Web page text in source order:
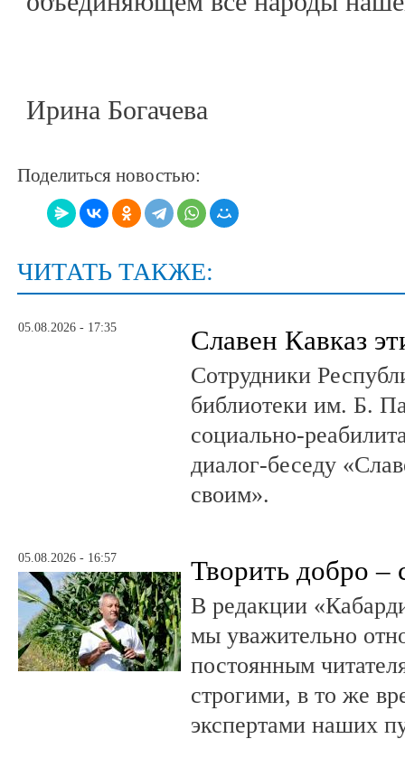
Ирина Богачева
Поделиться новостью:
ЧИТАТЬ ТАКЖЕ:
05.08.2026 - 17:35 Славен Кавказ
Сотрудники
библиотеки им. Б.
социально-
диалог-беседу
своим».
05.08.2026 - 16:57 Творить добро –
В редакции
мы уважительно
постоянным
строгими, в то же
экспертами наших